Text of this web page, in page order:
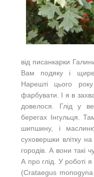
від писанкарки
Вам подяку і
Нарешті цього
фарбувати. І я в
довелося. Глід у
берегах Інгульця.
шипшину, і
суховершки влітку
городів. А вони такі
А про глід. У роботі
(Crataegus monogyna